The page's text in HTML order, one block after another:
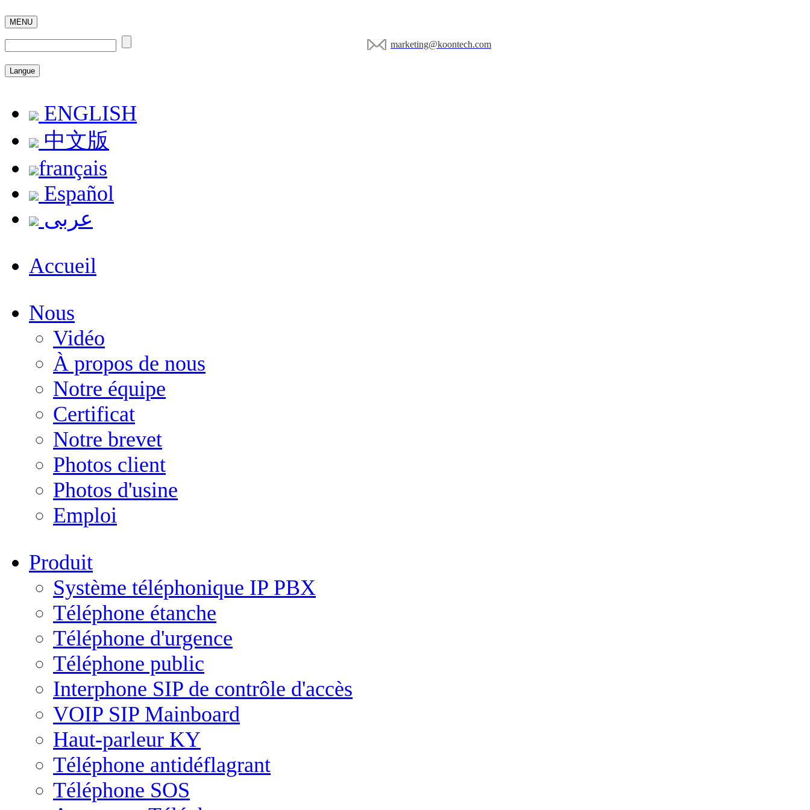
MENU
marketing@koontech.com
Langue
ENGLISH
中文版
français
Español
عربى
Accueil
Nous
Vidéo
À propos de nous
Notre équipe
Certificat
Notre brevet
Photos client
Photos d'usine
Emploi
Produit
Système téléphonique IP PBX
Téléphone étanche
Téléphone d'urgence
Téléphone public
Interphone SIP de contrôle d'accès
VOIP SIP Mainboard
Haut-parleur KY
Téléphone antidéflagrant
Téléphone SOS